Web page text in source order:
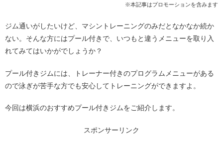
※本記事はプロモーションを含みます
ジム通いがしたいけど、マシントレーニングのみだとなかなか続か
ない。そんな方にはプール付きで、いつもと違うメニューを取り入
れてみてはいかがでしょうか？
プール付きジムには、トレーナー付きのプログラムメニューがある
ので泳ぎが苦手な方でも安心してトレーニングができますよ。
今回は横浜のおすすめプール付きジムをご紹介します。
スポンサーリンク